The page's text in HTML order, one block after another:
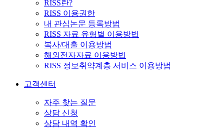
RISS란?
RISS 이용권한
내 관심논문 등록방법
RISS 자료 유형별 이용방법
복사/대출 이용방법
해외전자자료 이용방법
RISS 정보취약계층 서비스 이용방법
고객센터
자주 찾는 질문
상담 신청
상담 내역 확인